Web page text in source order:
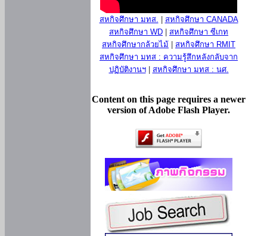
สหกิจศึกษา มทส.
สหกิจศึกษา CANADA
สหกิจศึกษา WD
สหกิจศึกษา ซีเกท
สหกิจศึกษากล้วยไม้
สหกิจศึกษา RMIT
สหกิจศึกษา มทส : ความรู้สึกหลังกลับจาก
ปฏิบัติงานฯ| สหกิจศึกษา มทส : นศ.
Content on this page requires a newer
version of Adobe Flash Player.